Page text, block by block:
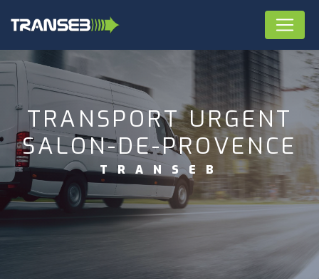
TRANSPORT URGENT
SALON-DE-PROVENCE
TRANSEB